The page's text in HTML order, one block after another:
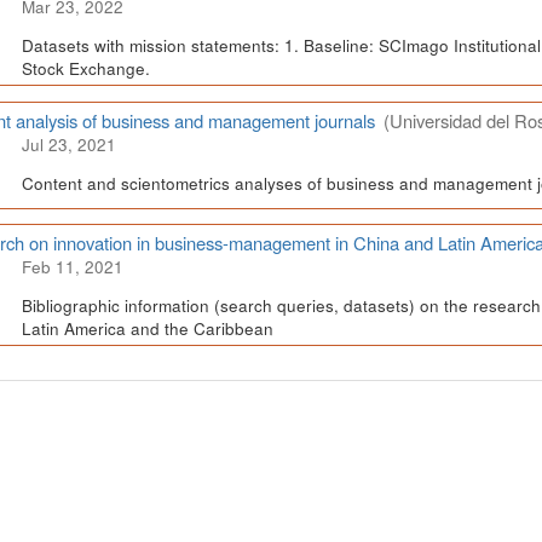
Mar 23, 2022
Datasets with mission statements: 1. Baseline: SCImago
Stock Exchange.
analysis of business and management journals (Universidad del
Jul 23, 2021
Content and scientometrics analyses of business and management
on innovation in business-management in China and Latin
Feb 11, 2021
Bibliographic information (search queries, datasets) on the
Latin America and the Caribbean